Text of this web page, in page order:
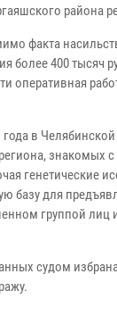
района
факта
более 400 тысяч
оперативная
года в
знакомых
генетические
базу для
группой лиц
судом